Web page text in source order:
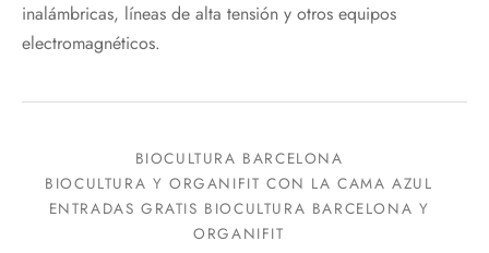
inalámbricas, líneas de alta tensión y otros equipos
electromagnéticos.
BIOCULTURA BARCELONA
BIOCULTURA Y ORGANIFIT CON LA CAMA AZUL
ENTRADAS GRATIS BIOCULTURA BARCELONA Y
ORGANIFIT